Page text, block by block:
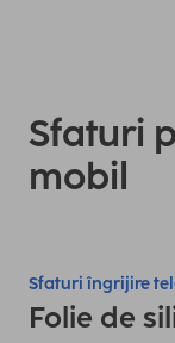
Sfaturi
mobil
Sfaturi îngrijire
Folie de